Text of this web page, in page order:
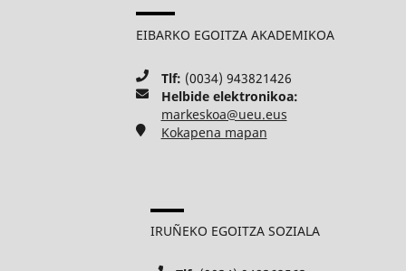
EIBARKO EGOITZA AKADEMIKOA
Tlf: (0034) 943821426
Helbide elektronikoa:
markeskoa@ueu.eus
Kokapena mapan
IRUÑEKO EGOITZA SOZIALA